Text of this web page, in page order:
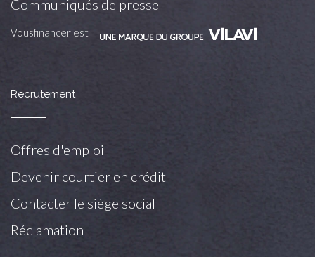
Communiqués de presse
Vousfinancer est
Recrutement
Offres d'emploi
Devenir courtier en crédit
Contacter le siège social
Réclamation